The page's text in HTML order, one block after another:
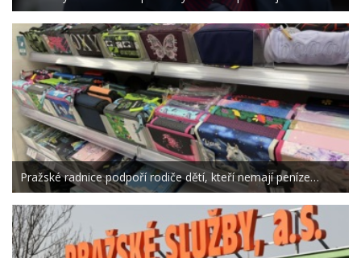
Pražské radnice podpoří rodiče dětí, kteří nemají peníze…